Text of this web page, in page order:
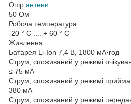
Опір антени
50 Ом
Робоча температура
-20 ° С .... + 60 ° С
Живлення
Батарея Li-Ion 7,4 В, 1800 мА·год
Струм, споживаний у режимі
≤ 75 мА
Струм, споживаний у режимі
380 мА
Струм, споживаний у режимі